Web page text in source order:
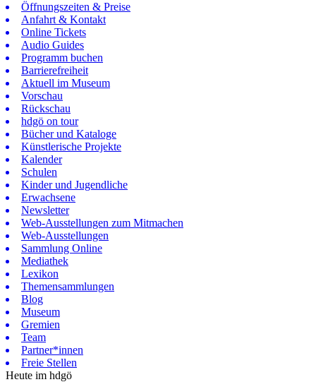
Öffnungszeiten & Preise
Anfahrt & Kontakt
Online Tickets
Audio Guides
Programm buchen
Barrierefreiheit
Aktuell im Museum
Vorschau
Rückschau
hdgö on tour
Bücher und Kataloge
Künstlerische Projekte
Kalender
Schulen
Kinder und Jugendliche
Erwachsene
Newsletter
Web-Ausstellungen zum Mitmachen
Web-Ausstellungen
Sammlung Online
Mediathek
Lexikon
Themensammlungen
Blog
Museum
Gremien
Team
Partner*innen
Freie Stellen
Heute im hdgö